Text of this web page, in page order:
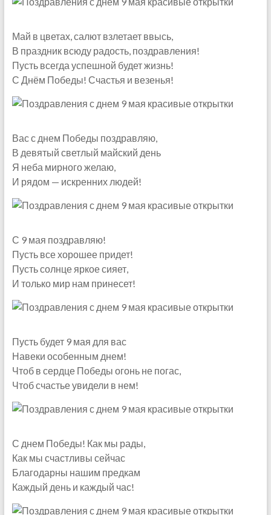
Май в цветах, салют взлетает ввысь,
В праздник всюду радость, поздравления!
Пусть всегда успешной будет жизнь!
С Днём Победы! Счастья и везенья!
Вас с днем Победы поздравляю,
В девятый светлый майский день
Я неба мирного желаю,
И рядом — искренних людей!
С 9 мая поздравляю!
Пусть все хорошее придет!
Пусть солнце яркое сияет,
И только мир нам принесет!
Пусть будет 9 мая для вас
Навеки особенным днем!
Чтоб в сердце Победы огонь не погас,
Чтоб счастье увидели в нем!
С днем Победы! Как мы рады,
Как мы счастливы сейчас
Благодарны нашим предкам
Каждый день и каждый час!